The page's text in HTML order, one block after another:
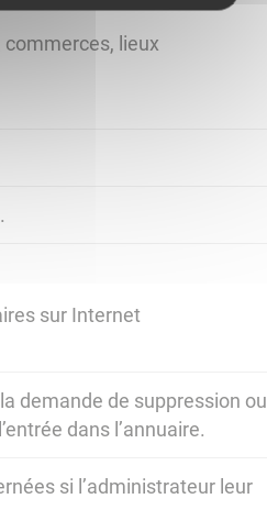
commerces, lieux
sur Internet
demande de suppression ou
dans l’annuaire.
si l’administrateur leur